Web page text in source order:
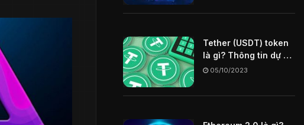
Tether (USDT) token
là gì? Thông tin dự án
USDT coin
05/10/2023